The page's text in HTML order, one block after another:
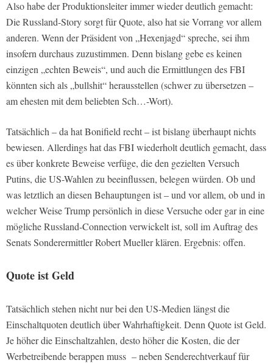
Also habe der Produktionsleiter immer wieder deutlich gemacht:
Die Russland-Story sorgt für Quote, also hat sie Vorrang vor allem
anderen. Wenn der Präsident von „Hexenjagd“ spreche, sei ihm
insofern durchaus zuzustimmen. Denn bislang gebe es keinen
einzigen „echten Beweis“, und auch die Ermittlungen des FBI
könnten sich als „bullshit“ herausstellen (schwer zu übersetzen –
am ehesten mit dem beliebten Sch…-Wort).
Tatsächlich – da hat Bonifield recht – ist bislang überhaupt nichts
bewiesen. Allerdings hat das FBI wiederholt deutlich gemacht, dass
es über konkrete Beweise verfüge, die den gezielten Versuch
Putins, die US-Wahlen zu beeinflussen, belegen würden. Ob und
was letztlich an diesen Behauptungen ist – und vor allem, ob und in
welcher Weise Trump persönlich in diese Versuche oder gar in eine
mögliche Russland-Connection verwickelt ist, soll im Auftrag des
Senats Sonderermittler Robert Mueller klären. Ergebnis: offen.
Quote ist Geld
Tatsächlich stehen nicht nur bei den US-Medien längst die
Einschaltquoten deutlich über Wahrhaftigkeit. Denn Quote ist Geld.
Je höher die Einschaltzahlen, desto höher die Kosten, die der
Werbetreibende berappen muss – neben Senderechtverkauf für